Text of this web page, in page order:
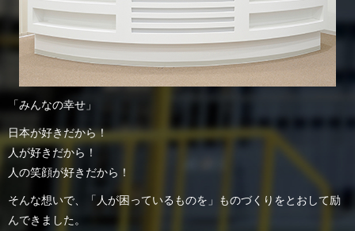
「みんなの幸せ」
日本が好きだから！
人が好きだから！
人の笑顔が好きだから！
そんな想いで、「人が困っているものを」ものづくりをとおして励
んできました。